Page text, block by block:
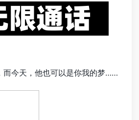
而今天，他也可以是你我的梦……